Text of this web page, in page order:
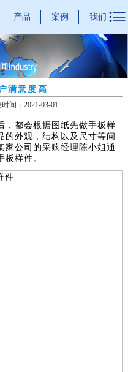
产品 案例 我们 
满意度高
间：2021-03-01
，都会根据图纸先做手板样
的外观，结构以及尺寸等问
家公司的采购经理陈小姐通
样件。